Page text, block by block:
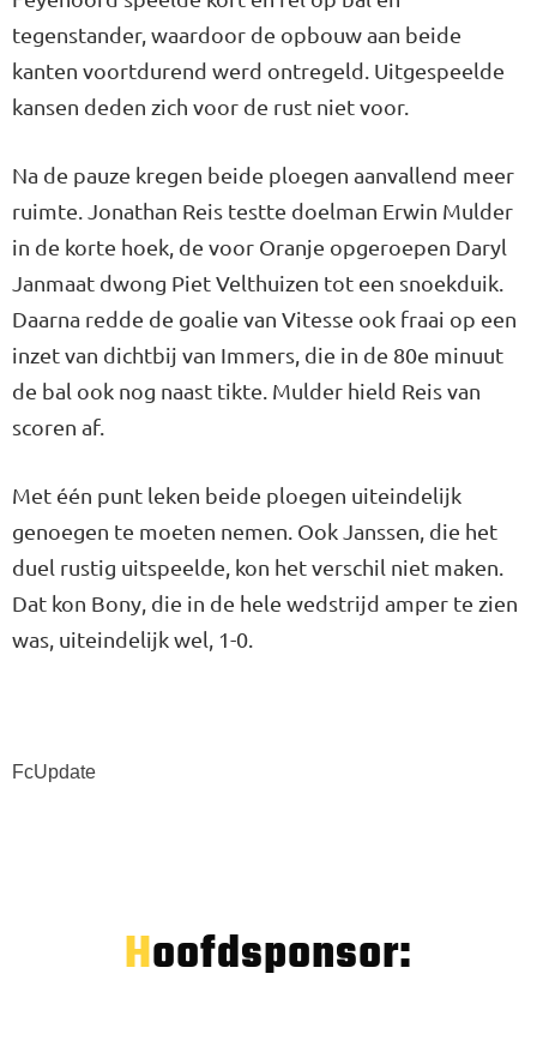
tegenstander, waardoor de opbouw aan beide
kanten voortdurend werd ontregeld. Uitgespeelde
kansen deden zich voor de rust niet voor.
Na de pauze kregen beide ploegen aanvallend meer
ruimte. Jonathan Reis testte doelman Erwin Mulder
in de korte hoek, de voor Oranje opgeroepen Daryl
Janmaat dwong Piet Velthuizen tot een snoekduik.
Daarna redde de goalie van Vitesse ook fraai op een
inzet van dichtbij van Immers, die in de 80e minuut
de bal ook nog naast tikte. Mulder hield Reis van
scoren af.
Met één punt leken beide ploegen uiteindelijk
genoegen te moeten nemen. Ook Janssen, die het
duel rustig uitspeelde, kon het verschil niet maken.
Dat kon Bony, die in de hele wedstrijd amper te zien
was, uiteindelijk wel, 1-0.
FcUpdate
Hoofdsponsor: